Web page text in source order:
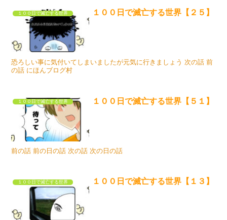
１００日で滅亡する世界 １００日で滅亡する世界【２５】
恐ろしい事に気付いてしまいましたが元気に行きましょう 次の話 前
の話 にほんブログ村
１００日で滅亡する世界 １００日で滅亡する世界【５１】
前の話 前の日の話 次の話 次の日の話
１００日で滅亡する世界 １００日で滅亡する世界【１３】